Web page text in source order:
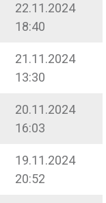
22.11.2024
18:40
21.11.2024
13:30
20.11.2024
16:03
19.11.2024
20:52